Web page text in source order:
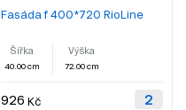
Fasáda f 400*720 RioLine
Šířka
40.00 cm
Výška
72.00 cm
926 Kč